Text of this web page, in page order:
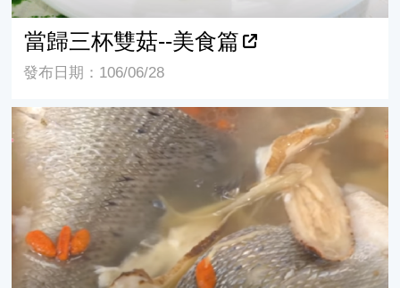
當歸三杯雙菇--美食篇
發布日期：106/06/28
當歸鱸魚湯